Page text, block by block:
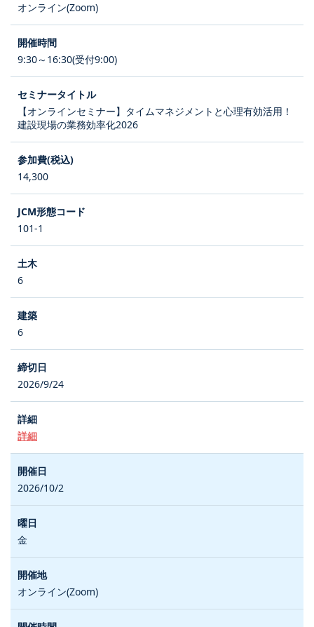
オンライン(Zoom)
9:30～16:30(受付9:00)
【オンラインセミナー】タイムマネジメントと心理有効活用！
建設現場の業務効率化2026
14,300
101-1
6
6
2026/9/24
詳細
2026/10/2
金
オンライン(Zoom)